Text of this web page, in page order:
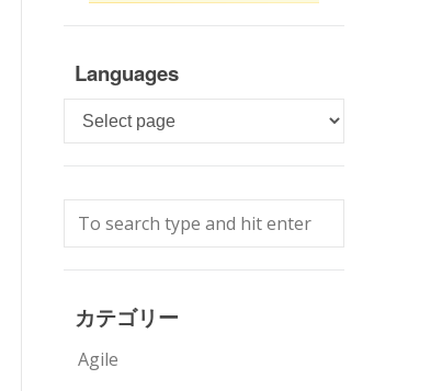
Languages
Languages
カテゴリー
Agile